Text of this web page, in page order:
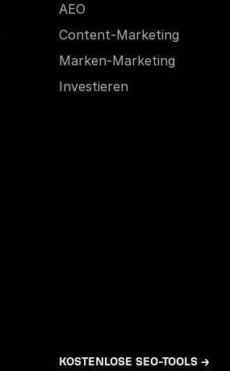
AEO
Content-Marketing
Marken-Marketing
Investieren
KOSTENLOSE SEO-TOOLS →